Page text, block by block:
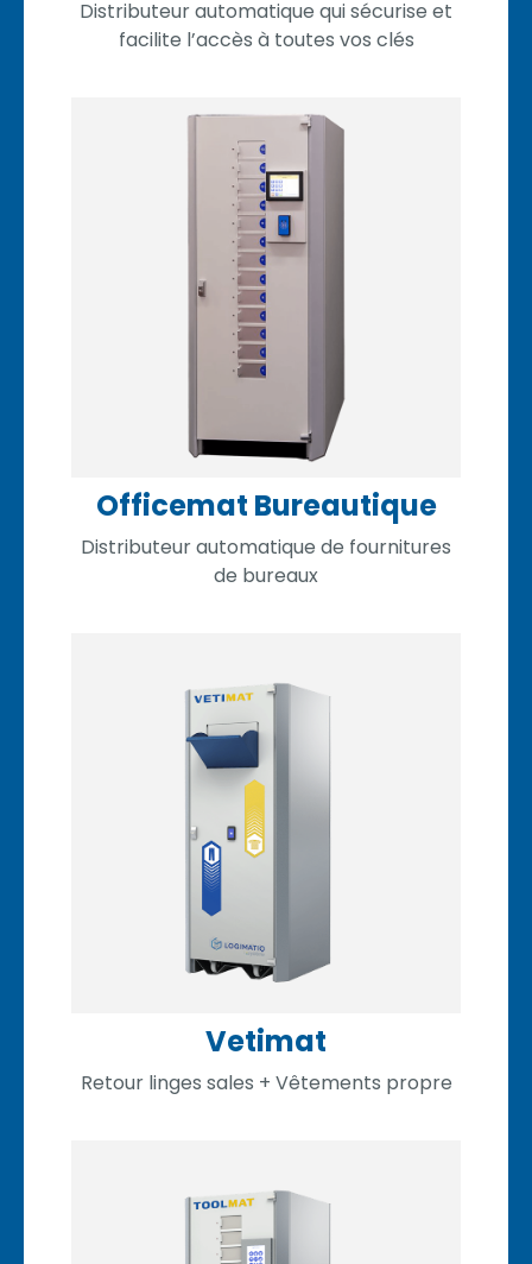
Distributeur automatique qui sécurise et
facilite l’accès à toutes vos clés
Officemat Bureautique
Distributeur automatique de fournitures
de bureaux
Vetimat
Retour linges sales + Vêtements propre